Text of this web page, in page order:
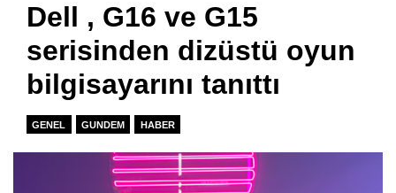
Dell , G16 ve G15
serisinden dizüstü oyun
bilgisayarını tanıttı
GENEL GUNDEM HABER